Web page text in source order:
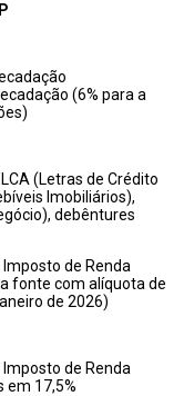
(6% para a
(Letras de Crédito
Imobiliários),
debêntures
de Renda
fonte com alíquota de
de 2026)
de Renda
em 17,5%